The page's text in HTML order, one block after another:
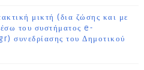
μικτή (δια ζώσης και με
του συστήματος e-
συνεδρίασης του Δημοτικού